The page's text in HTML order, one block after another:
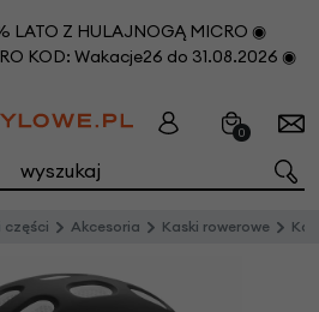
LATO Z HULAJNOGĄ MICRO ◉
KOD: Wakacje26 do 31.08.2026 ◉
0
części Akcesoria Kaski rowerowe